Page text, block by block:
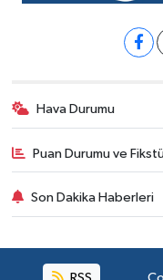
Hava Durumu
Puan Durumu ve
Son Dakika Haberleri